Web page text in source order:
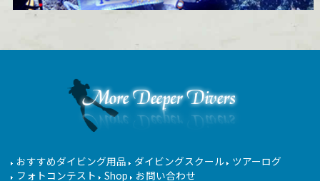
おすすめダイビング用品 ダイビングスクール ツアーログ
フォトコンテスト
Shop お問い合わせ